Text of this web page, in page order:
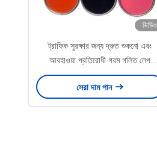
ভিডিও
ট্রাফিক সুরক্ষার জন্য দ্রুত শুকনো এবং
আবহাওয়া প্রতিরোধী গরম গলিত লেপ
TCVN8791-2011
সেরা দাম পান